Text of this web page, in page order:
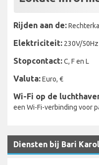
Rijden aan de:
Elektriciteit: 230V/50Hz
Stopcontact:C, F en L
Valuta:Euro, €
Wi-Fi op de
een Wi-Fi-verbinding voor
Diensten bij Bari